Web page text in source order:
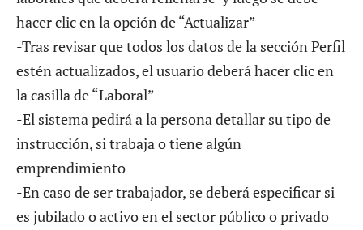
hacer clic en la opción de “Actualizar”
-Tras revisar que todos los datos de la sección Perfil
estén actualizados, el usuario deberá hacer clic en
la casilla de “Laboral”
-El sistema pedirá a la persona detallar su tipo de
instrucción, si trabaja o tiene algún
emprendimiento
-En caso de ser trabajador, se deberá especificar si
es jubilado o activo en el sector público o privado